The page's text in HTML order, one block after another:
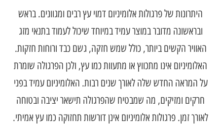
היתרונות של פרגולות אלומיניום דמוי עץ רבים ומגוונים. בראש
ובראשונה מדובר במוצר עמיד במיוחד שיכול לעמוד בתנאי מזג
האוויר הקשים ביותר, כולל שמש חזקה, גשם כבד ורוחות חזקות.
האלומיניום אינו מתכווץ או מתעוות כמו עץ, ולכן הפרגולה שומרת
על המראה החדש שלה לאורך שנים רבות. האלומיניום עמיד בפני
חרקים ומזיקים, מה שמבטיח שהפרגולה תישאר יציבה ובטוחה
לאורך זמן. פרגולות אלומיניום אינן דורשות תחזוקה כמו עץ אמיתי.